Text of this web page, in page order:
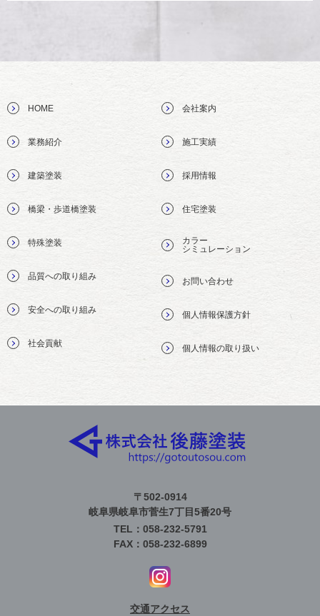
HOME
業務紹介
建築塗装
橋梁・歩道橋塗装
特殊塗装
品質への取り組み
安全への取り組み
社会貢献
会社案内
施工実績
採用情報
住宅塗装
カラー
シミュレーション
お問い合わせ
個人情報保護方針
個人情報の取り扱い
〒502-0914
岐阜県岐阜市菅生7丁目5番20号
TEL：058-232-5791
FAX：058-232-6899
交通アクセス